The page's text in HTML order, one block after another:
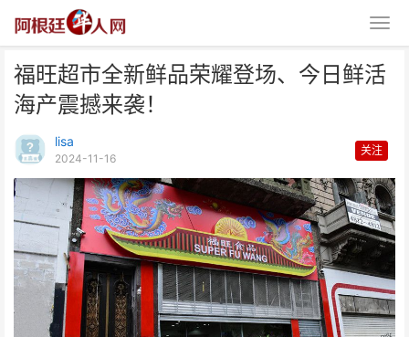
福旺超市全新鲜品荣耀登场、今日鲜活
海产震撼来袭！
lisa
2024-11-16
关注
福旺超市全新鲜品荣耀登场、今日
鲜活海产震撼来袭！